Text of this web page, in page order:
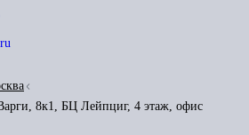
8к1, БЦ Лейпциг, 4 этаж, офис